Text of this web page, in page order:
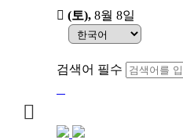
(토), 8월 8일
검색어 필수